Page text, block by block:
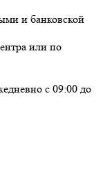
и банковской
или по
с 09:00 до